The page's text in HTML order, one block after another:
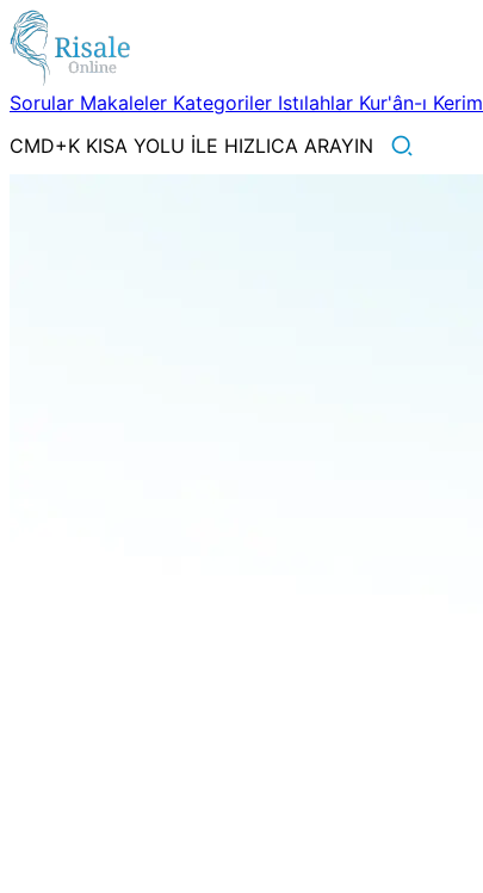
Sorular Makaleler Kategoriler Istılahlar Kur'ân-ı Kerim
CMD+K KISA YOLU İLE HIZLICA ARAYIN